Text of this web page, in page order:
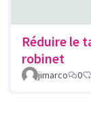
Réduire le
robinet
jimarco 0